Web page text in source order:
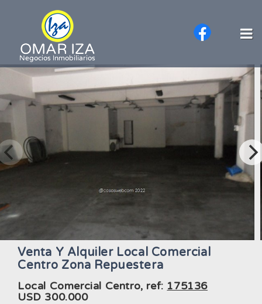
Venta Y Alquiler Local Comercial
Centro Zona Repuestera
Local Comercial Centro, ref: 175136
USD 300.000